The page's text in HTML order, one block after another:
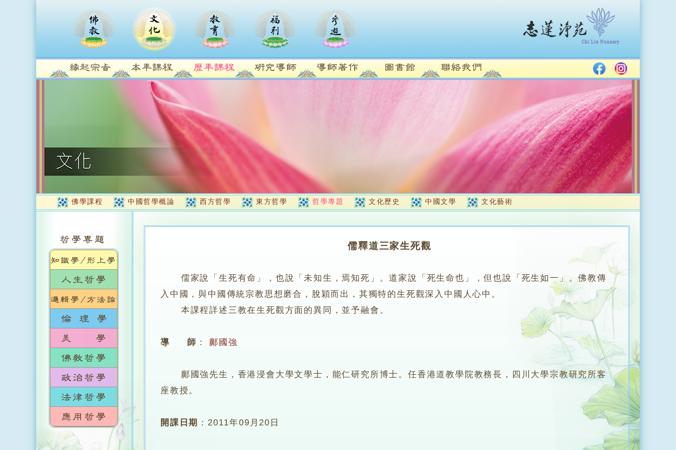
佛學課程 中國哲學概論 西方哲學 東方哲學 哲學專題 文化歷史 中國文學 文化藝術
儒釋道三家生死觀
儒家說「生死有命」，也說「未知生，焉知死」。道家說「死生命也」，但也說「死生如一」。佛教傳
入中國，與中國傳統宗教思想磨合，脫穎而出，其獨特的生死觀深入中國人心中。
本課程詳述三教在生死觀方面的異同，並予融會。
導 師 ： 鄺國強
鄺國強先生，香港浸會大學文學士，能仁研究所博士。任香港道教學院教務長，四川大學宗教研究所客
座教授。
開課日期 ：2011年09月20日